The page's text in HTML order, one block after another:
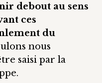
debout au sens
ces
du
nous
saisi par la